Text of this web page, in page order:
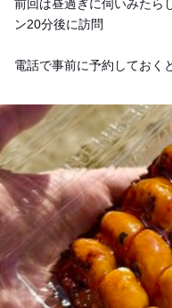
前回は昼過ぎに伺いみたら
ン20分後に訪問
電話で事前に予約しておく